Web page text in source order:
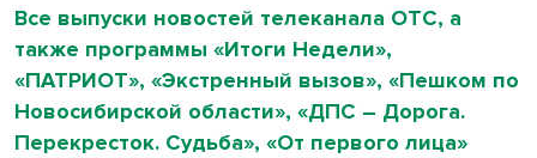
Все выпуски новостей телеканала ОТС, а
также программы «Итоги Недели»,
«ПАТРИОТ», «Экстренный вызов», «Пешком по
Новосибирской области», «ДПС – Дорога.
Перекресток. Судьба», «От первого лица»